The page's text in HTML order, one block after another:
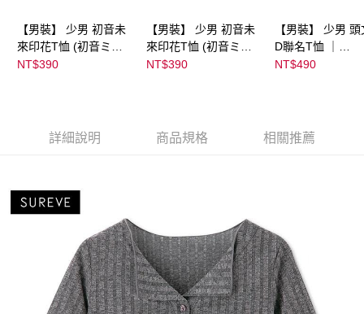
【男裝】 少男 初音未
來印花T恤 (初音ミク)
｜
NT$390
【男裝】 少男 初音未
來印花T恤 (初音ミク)
｜
NT$390
【男裝】 少男
D聯名T恤 ｜
NT$490
詳細說明 商品規格 相關推薦